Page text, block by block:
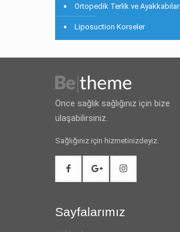
Ortopedik Terlik ve Ayakkabılar
Liposuction Korseler
Önce sağlık sağlığınız için bize
ulaşabilirsiniz.
Sağlığınız için hizmetinizdeyiz.
Sayfalarımız